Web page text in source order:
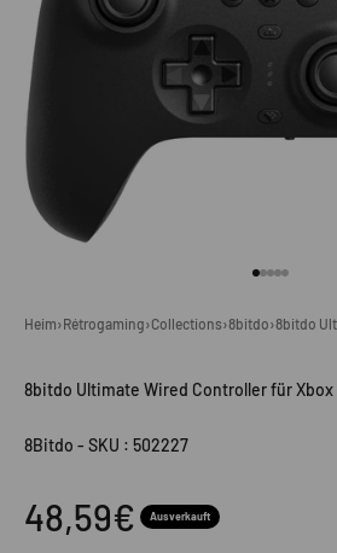
Heim›Rétrogaming›Collections›8bitdo›8bitdo
8bitdo Ultimate Wired Controller für Xbox
8Bitdo - SKU : 502227
Angebot
48,59€ Ausverkauft